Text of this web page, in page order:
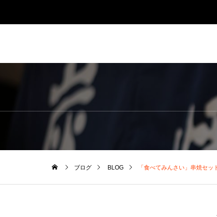
ブログ BLOG 「食べてみんさい」串焼セッ